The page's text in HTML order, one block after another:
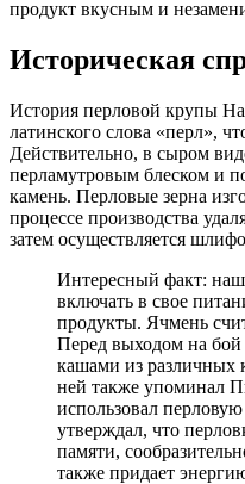
продукт вкусным и
Историческая
История перловой крупы
латинского слова «перл»,
Действительно, в сыром
перламутровым блеском и
камень. Перловые зерна
процессе производства
затем осуществляется
Интересный факт:
включать в свое
продукты. Ячмень
Перед выходом на бой
кашами из различных
ней также упоминал
использовал
утверждал, что
памяти,
также придает